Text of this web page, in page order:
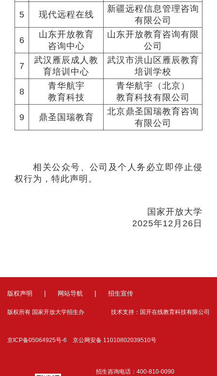
5 现代远程在线
新疆远程信息管理咨询
有限公司
6
山东开放教育
咨询中心
山东开放教育咨询有限
公司
7
武汉雁辰成人教
育培训中心
武汉市洪山区雁辰教育
培训学校
8
青华航宇
教育科技
青华航宇（北京）
教育科技有限公司
9 鼎圣国瑞教育
北京鼎圣国瑞教育咨询
有限公司
相关公众号、公司及个人务必立即停止侵
权行为，特此声明。
国家开放大学
2025年12月26日
版权声明 | 网站导航 | 招生宣传
版权所有 国家开放大学招生办 技术支持：国开在线教育科技有限公司
京ICP备05064925号-6 京公网安备 11010802039510号
招生咨询电话：400-810-0090